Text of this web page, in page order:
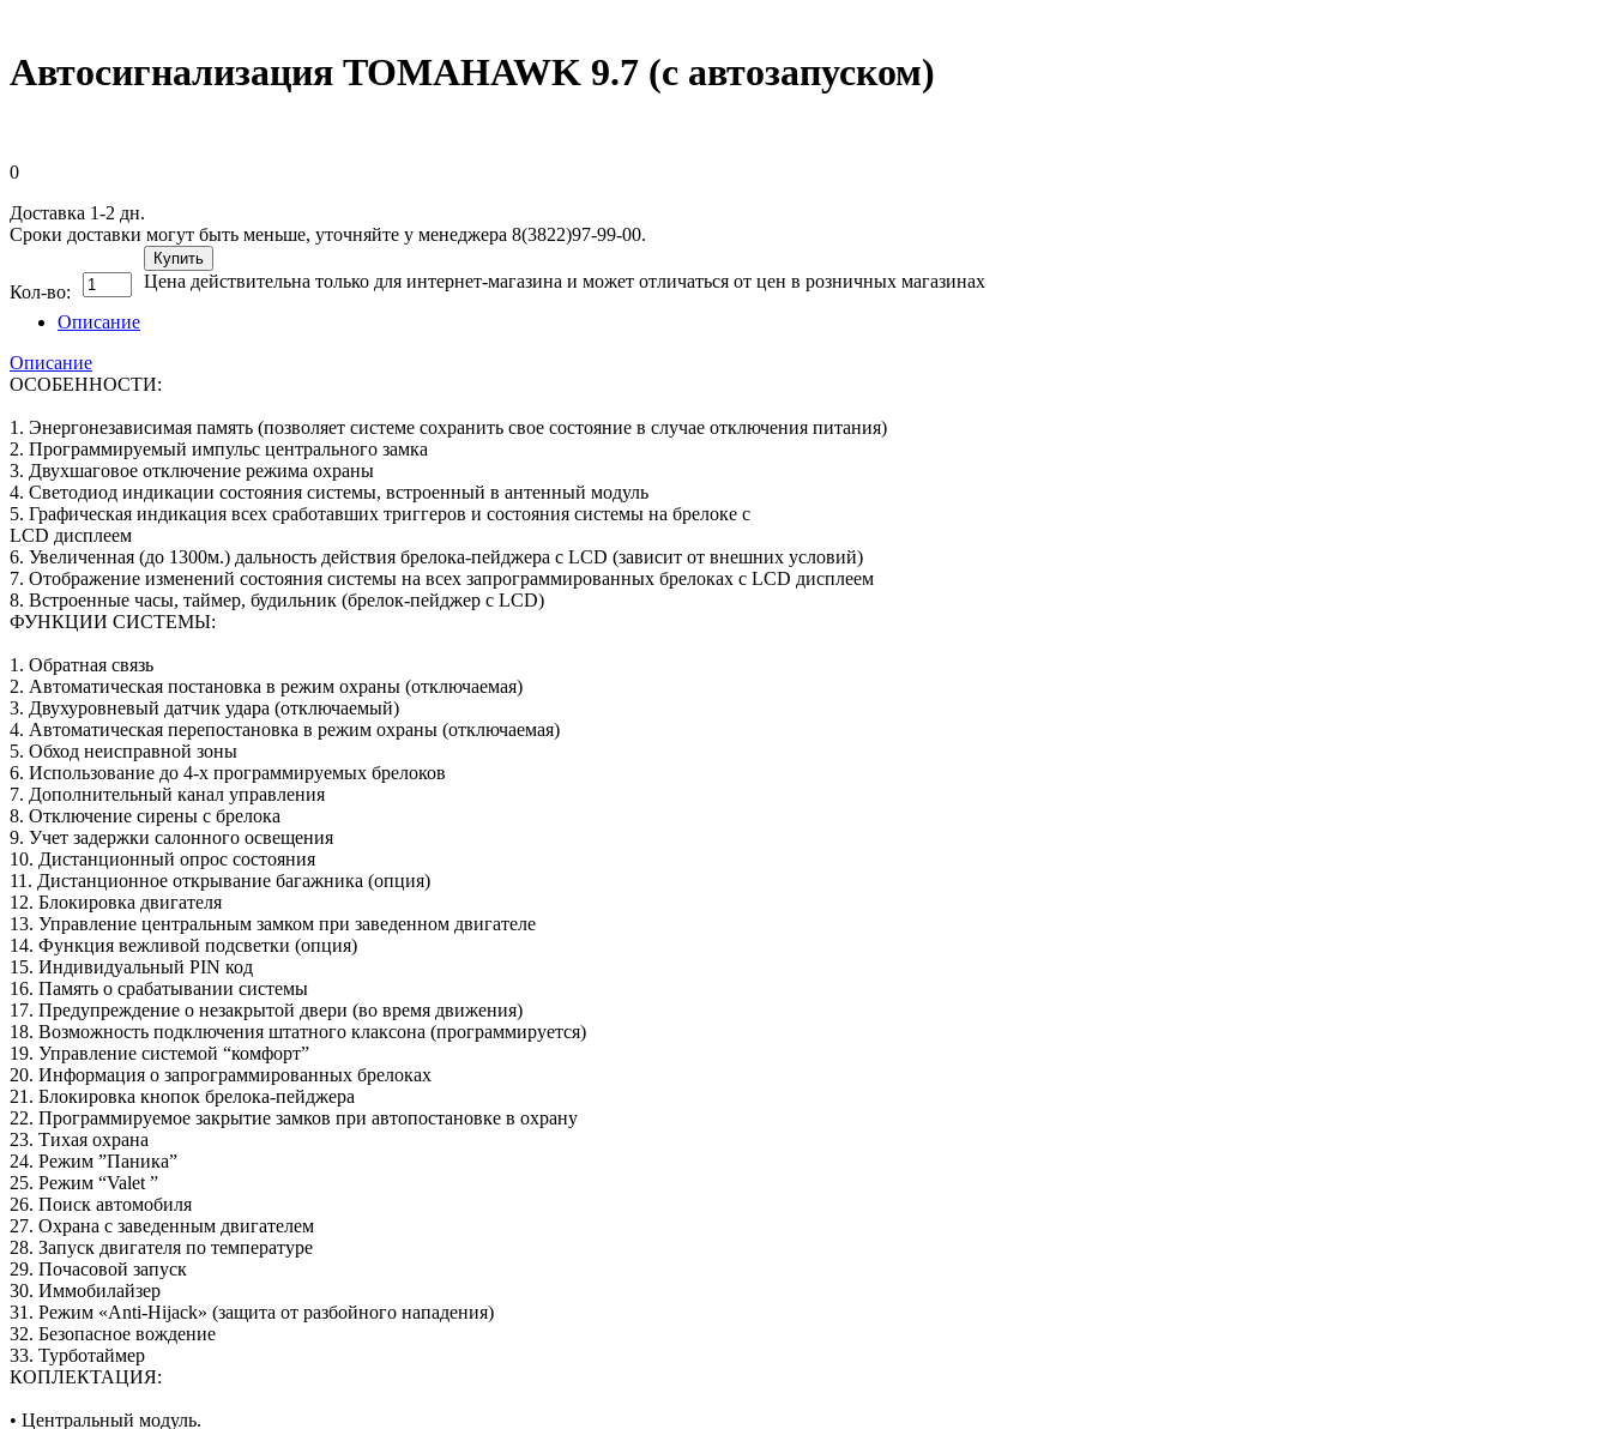
Автосигнализация TOMAHAWK 9.7 (с автозапуском)
0
Доставка 1-2 дн.
Сроки доставки могут быть меньше, уточняйте у менеджера 8(3822)97-99-00.
Кол-во:
Купить
Цена действительна только для интернет-магазина и может отличаться от цен в розничных магазинах
Описание
Описание
ОСОБЕННОСТИ:
1. Энергонезависимая память (позволяет системе сохранить свое состояние в случае отключения питания)
2. Программируемый импульс центрального замка
3. Двухшаговое отключение режима охраны
4. Светодиод индикации состояния системы, встроенный в антенный модуль
5. Графическая индикация всех сработавших триггеров и состояния системы на брелоке с
LCD дисплеем
6. Увеличенная (до 1300м.) дальность действия брелока-пейджера с LCD (зависит от внешних условий)
7. Отображение изменений состояния системы на всех запрограммированных брелоках с LCD дисплеем
8. Встроенные часы, таймер, будильник (брелок-пейджер с LCD)
ФУНКЦИИ СИСТЕМЫ:
1. Обратная связь
2. Автоматическая постановка в режим охраны (отключаемая)
3. Двухуровневый датчик удара (отключаемый)
4. Автоматическая перепостановка в режим охраны (отключаемая)
5. Обход неисправной зоны
6. Использование до 4-х программируемых брелоков
7. Дополнительный канал управления
8. Отключение сирены с брелока
9. Учет задержки салонного освещения
10. Дистанционный опрос состояния
11. Дистанционное открывание багажника (опция)
12. Блокировка двигателя
13. Управление центральным замком при заведенном двигателе
14. Функция вежливой подсветки (опция)
15. Индивидуальный PIN код
16. Память о срабатывании системы
17. Предупреждение о незакрытой двери (во время движения)
18. Возможность подключения штатного клаксона (программируется)
19. Управление системой “комфорт”
20. Информация о запрограммированных брелоках
21. Блокировка кнопок брелока-пейджера
22. Программируемое закрытие замков при автопостановке в охрану
23. Тихая охрана
24. Режим ”Паника”
25. Режим “Valet ”
26. Поиск автомобиля
27. Охрана с заведенным двигателем
28. Запуск двигателя по температуре
29. Почасовой запуск
30. Иммобилайзер
31. Режим «Anti-Hijack» (защита от разбойного нападения)
32. Безопасное вождение
33. Турботаймер
КОПЛЕКТАЦИЯ:
• Центральный модуль.